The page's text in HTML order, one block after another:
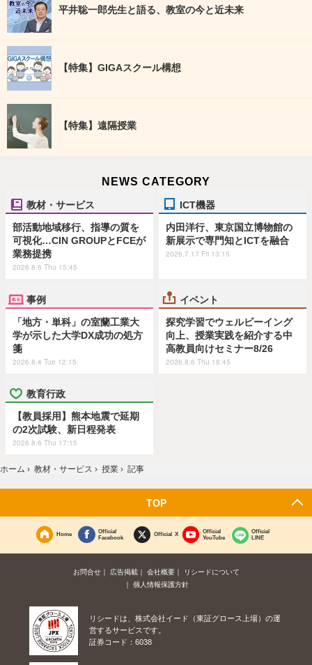
平井聡一郎先生と語る、教室の今と近未来
【特集】GIGAスクール構想
【特集】遠隔授業
NEWS CATEGORY
教材・サービス
部活動地域移行、指導の質を
可視化…CIN GROUPとFCEが
業務提携
2026.8.6 Thu 15:45
ICT機器
内田洋行、東京国立博物館の
新展示で専門知とICTを融合
2026.7.17 Fri 13:15
事例
「地方・単科」の室蘭工業大
学が示した大学DX成功の処方
箋
2026.8.4 Tue 12:15
イベント
探究学習でウェルビーイング
向上、授業実践を紹介する中
高教員向けセミナー8/26
2026.8.6 Thu 18:45
教育行政
【教員採用】熊本地震で延期
の2次試験、新日程発表
2026.8.6 Thu 17:15
ホーム › 教材・サービス › 授業 › 記事
TOP
Home
Official
Facebook
Official X
Official
YouTube
Official
LINE
お問合せ 広告掲載 会社概要
リシードについて
個人情報保護方針
リシードは、株式会社イード（東証グロース上場）の運
営するサービスです。
証券コード：6038